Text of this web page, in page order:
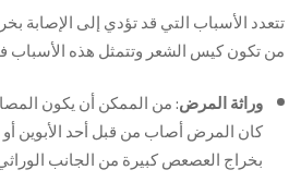
تتعدد الأسباب التي قد تؤدي إلى الإصابة
من تكون كيس الشعر وتتمثل هذه الأسباب
وراثة المرض: من الممكن أن يكون
كان المرض أصاب من قبل أحد الأبوين أو
بخراج العصعص كبيرة من الجانب